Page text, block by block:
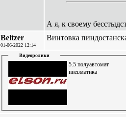
А я, к своему
Beltzer
01-06-2022 12:14
Винтовка
Видеоролики
5.5 полуавтомат
пневматика